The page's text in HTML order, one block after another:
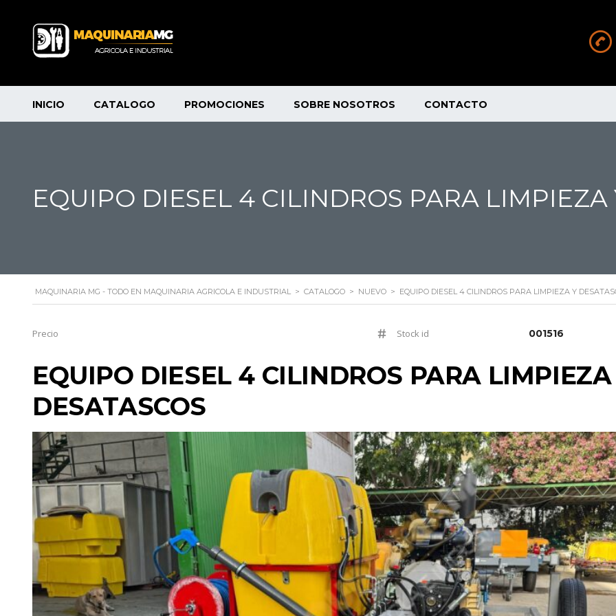
INICIO CATALOGO PROMOCIONES SOBRE NOSOTROS CONTACTO
EQUIPO DIESEL 4 CILINDROS PARA LIMPIEZA
MAQUINARIA MG - TODO EN MAQUINARIA AGRICOLA E INDUSTRIAL > CATALOGO > NUEVO > EQUIPO DIESEL 4 CILINDROS PARA LIMPIEZA Y
Precio Stock id 001516
EQUIPO DIESEL 4 CILINDROS PARA LIMPIEZA
DESATASCOS